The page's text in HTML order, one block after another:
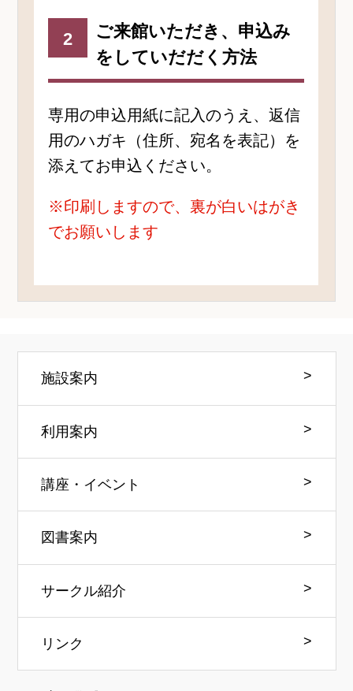
2
ご来館いただき、申込み
をしていだだく方法
専用の申込用紙に記入のうえ、返信
用のハガキ（住所、宛名を表記）を
添えてお申込ください。
※印刷しますので、裏が白いはがき
でお願いします
施設案内
利用案内
講座・イベント
図書案内
サークル紹介
リンク